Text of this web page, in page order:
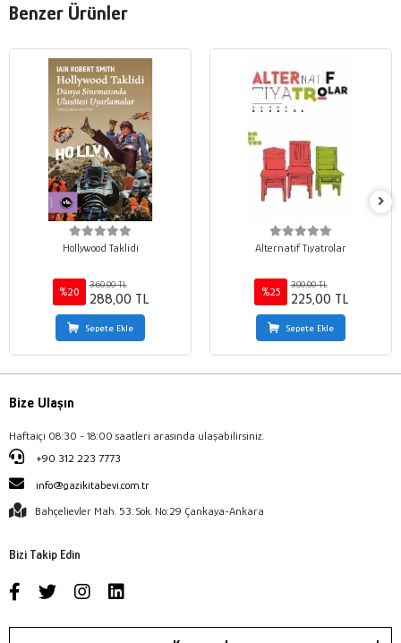
Benzer Ürünler
Hollywood Taklidi
%20
360,00 TL
288,00 TL
Sepete Ekle
Alternatif Tiyatrolar
%25
300,00 TL
225,00 TL
Sepete Ekle
Bize Ulaşın
Haftaiçi 08:30 - 18:00 saatleri arasında ulaşabilirsiniz.
+90 312 223 7773
info@gazikitabevi.com.tr
Bahçelievler Mah. 53. Sok. No:29 Çankaya-Ankara
Bizi Takip Edin